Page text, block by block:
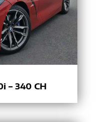
– 340 CH